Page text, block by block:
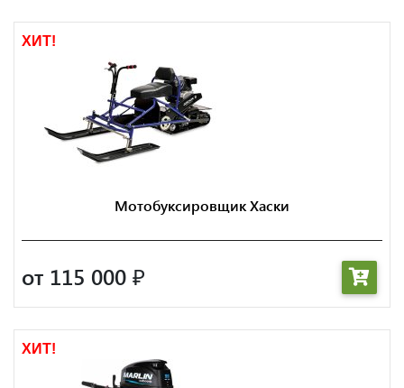
ХИТ!
Мотобуксировщик Хаски
от 115 000 ₽
ХИТ!